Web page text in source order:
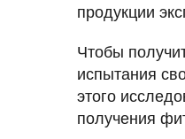
продукции
Чтобы
испытания
этого
получения